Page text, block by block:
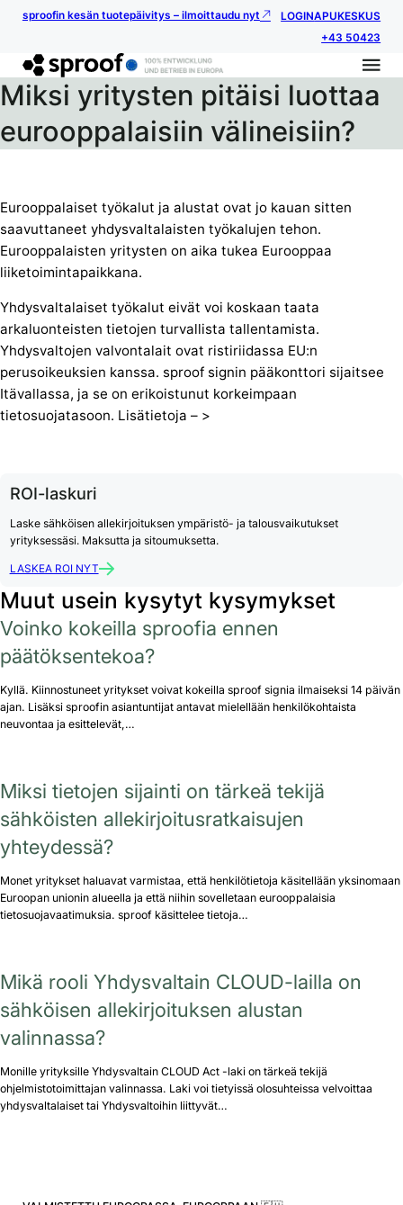
sproofin kesän tuotepäivitys – ilmoittaudu nyt LOGINAPUKESKUS
+43 50423
Miksi yritysten pitäisi luottaa
eurooppalaisiin välineisiin?
Eurooppalaiset työkalut ja alustat ovat jo kauan sitten
saavuttaneet yhdysvaltalaisten työkalujen tehon.
Eurooppalaisten yritysten on aika tukea Eurooppaa
liiketoimintapaikkana.
Yhdysvaltalaiset työkalut eivät voi koskaan taata
arkaluonteisten tietojen turvallista tallentamista.
Yhdysvaltojen valvontalait ovat ristiriidassa EU:n
perusoikeuksien kanssa. sproof signin pääkonttori sijaitsee
Itävallassa, ja se on erikoistunut korkeimpaan
tietosuojatasoon. Lisätietoja – >
ROI-laskuri
Laske sähköisen allekirjoituksen ympäristö- ja talousvaikutukset
yrityksessäsi. Maksutta ja sitoumuksetta.
LASKEA ROI NYT
Muut usein kysytyt kysymykset
Voinko kokeilla sproofia ennen
päätöksentekoa?
Kyllä. Kiinnostuneet yritykset voivat kokeilla sproof signia ilmaiseksi 14 päivän
ajan. Lisäksi sproofin asiantuntijat antavat mielellään henkilökohtaista
neuvontaa ja esittelevät,…
Miksi tietojen sijainti on tärkeä tekijä
sähköisten allekirjoitusratkaisujen
yhteydessä?
Monet yritykset haluavat varmistaa, että henkilötietoja käsitellään yksinomaan
Euroopan unionin alueella ja että niihin sovelletaan eurooppalaisia
tietosuojavaatimuksia. sproof käsittelee tietoja…
Mikä rooli Yhdysvaltain CLOUD-lailla on
sähköisen allekirjoituksen alustan
valinnassa?
Monille yrityksille Yhdysvaltain CLOUD Act -laki on tärkeä tekijä
ohjelmistotoimittajan valinnassa. Laki voi tietyissä olosuhteissa velvoittaa
yhdysvaltalaiset tai Yhdysvaltoihin liittyvät…